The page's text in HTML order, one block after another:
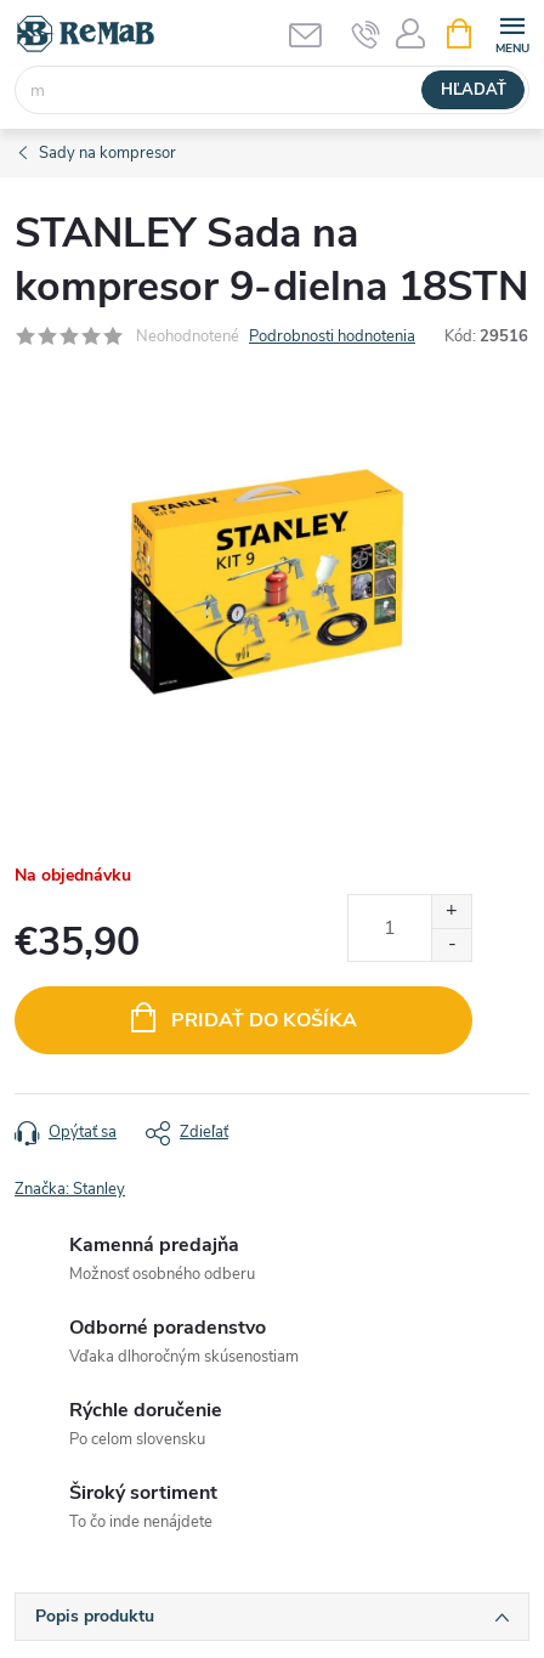
Prejsť
obsah
HĽADAŤ
KOŠÍK
Sady na kompresor
STANLEY Sada na
kompresor 9-dielna 18STN
Neohodnotené Podrobnosti hodnotenia Kód: 29516
Na objednávku
€35,90
cena:
PRIDAŤ DO KOŠÍKA
Opýtať sa Zdieľať
Značka:Stanley
Kamenná predajňa
Možnosť osobného odberu
Odborné poradenstvo
Vďaka dlhoročným skúsenostiam
Rýchle doručenie
Po celom slovensku
Široký sortiment
To čo inde nenájdete
Popis produktu